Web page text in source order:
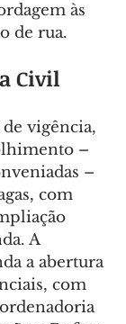
às
de rua.
Civil
vigência,
–
–
com
A
a abertura
com